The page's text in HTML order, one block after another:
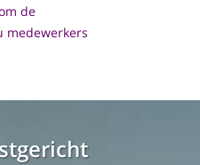
de
medewerkers